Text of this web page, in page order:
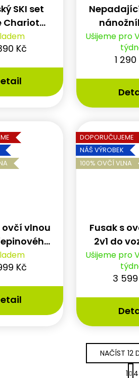
SKI set
Chariot
Kč
pravé
Ušijeme pro
1 290
ovčí vlnou
a
Kč
DOPORUČUJEME
NÁŠ VÝROBEK
100% OVČÍ VLNA
Fusak s
2v1 do
Thule /
Ušijeme pro
3
NAČÍST 12
S
1 4